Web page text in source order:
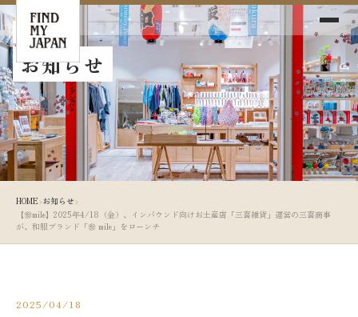
News
お知らせ
HOME›お知らせ›
【参mile】2025年4/18（金）、インバウンド向けお土産店「三喜雑貨」運営の三喜商事
が、和服ブランド「参 mile」をローンチ
2025/04/18